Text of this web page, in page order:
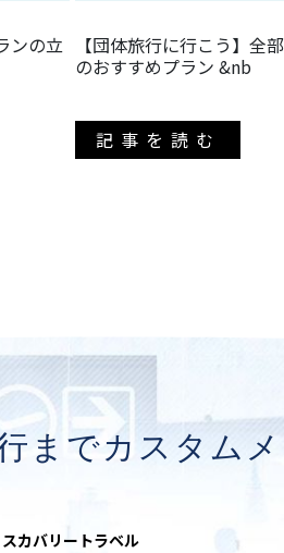
ンの立
【団体旅行に行こう】全
のおすすめプラン &nb
記事を読む
までカスタム
カバリートラベル